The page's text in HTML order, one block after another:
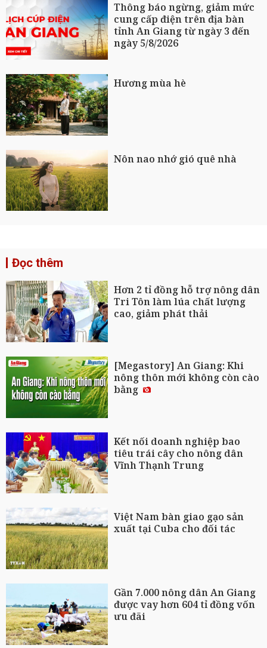
Thông báo ngừng, giảm mức
cung cấp điện trên địa bàn
tỉnh An Giang từ ngày 3 đến
ngày 5/8/2026
Hương mùa hè
Nôn nao nhớ gió quê nhà
Đọc thêm
Hơn 2 tỉ đồng hỗ trợ nông dân
Tri Tôn làm lúa chất lượng
cao, giảm phát thải
[Megastory] An Giang: Khi
nông thôn mới không còn cào
bằng
Kết nối doanh nghiệp bao
tiêu trái cây cho nông dân
Vĩnh Thạnh Trung
Việt Nam bàn giao gạo sản
xuất tại Cuba cho đối tác
Gần 7.000 nông dân An Giang
được vay hơn 604 tỉ đồng vốn
ưu đãi